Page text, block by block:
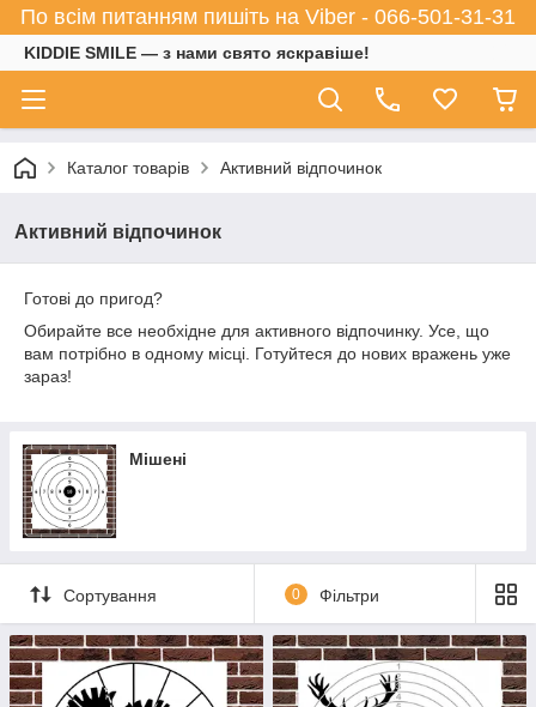
По всім питанням пишіть на Viber - 066-501-31-31
KIDDIE SMILE — з нами свято яскравіше!
Каталог товарів Активний відпочинок
Активний відпочинок
Готові до пригод?
Обирайте все необхідне для активного відпочинку. Усе, що
вам потрібно в одному місці. Готуйтеся до нових вражень уже
зараз!
Мішені
Сортування 0 Фільтри